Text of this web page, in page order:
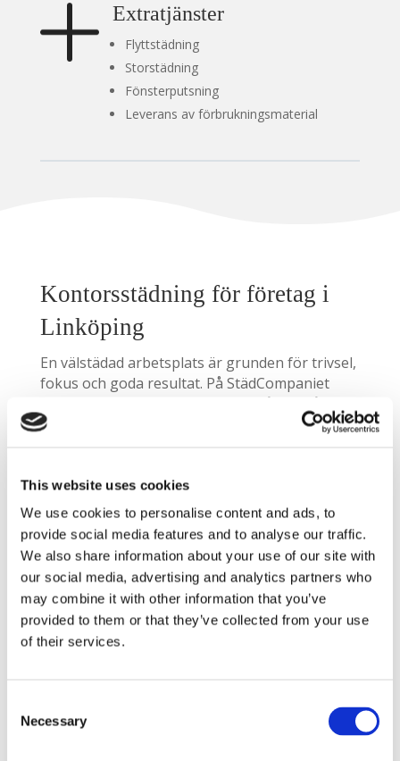
This website uses cookies
We use cookies to personalise content and ads, to
provide social media features and to analyse our traffic.
We also share information about your use of our site with
our social media, advertising and analytics partners who
may combine it with other information that you’ve
provided to them or that they’ve collected from your use
of their services.
Selection
Necessary
Extratjänster
Flyttstädning
Storstädning
Fönsterputsning
Leverans av förbrukningsmaterial
Kontorsstädning för företag i
Linköping
En välstädad arbetsplats är grunden för trivsel,
fokus och goda resultat. På StädCompaniet
erbjuder vi kontorsstädning för både små och
stora företag i Linköping – med målet att skapa
som kund. Tillsammans ser vi till att städningen
passar era lokaler, rutiner och behov – på ett
sätt som förenklar vardagen och stärker
arbetsmiljön.
Har ni frågor eller vill ni ha en kostnadsfri
offert? Varmt välkomna att kontakta oss – vi
Kvalitet och miljö i fokus